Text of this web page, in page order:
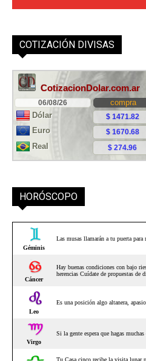
COTIZACIÓN DIVISAS
HORÓSCOPO